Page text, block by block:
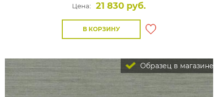
Цена:
21 830 руб.
В КОРЗИНУ
Образец в магазине